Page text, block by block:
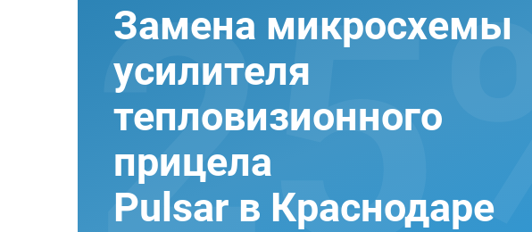
Замена микросхемы
усилителя
тепловизионного
прицела
Pulsar в Краснодаре